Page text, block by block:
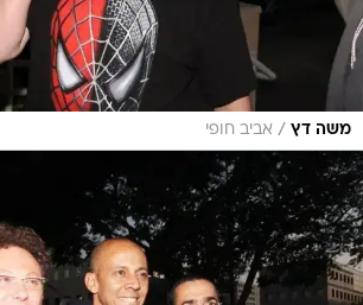
משה דץ / אביב חופי